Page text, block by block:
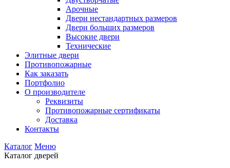
Арочные
Двери нестандартных размеров
Двери больших размеров
Высокие двери
Технические
Элитные двери
Противопожарные
Как заказать
Портфолио
О производителе
Реквизиты
Противопожарные сертификаты
Доставка
Контакты
Каталог Меню
Каталог дверей